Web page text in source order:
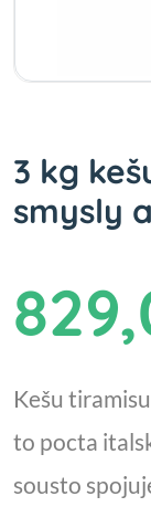
3 kg
smysly
Kešu
to pocta
sousto